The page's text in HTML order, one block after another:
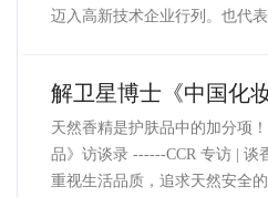
迈入高新技术企业行列。也代
解卫星博士《中国化
天然香精是护肤品中的加分项
品》访谈录 ------CCR 专访 | 谈
重视生活品质，追求天然安全